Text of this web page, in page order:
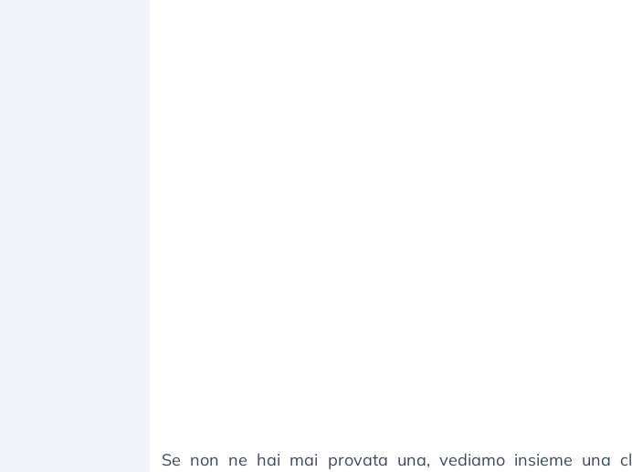
Se non ne hai mai provata una, vediamo insieme una